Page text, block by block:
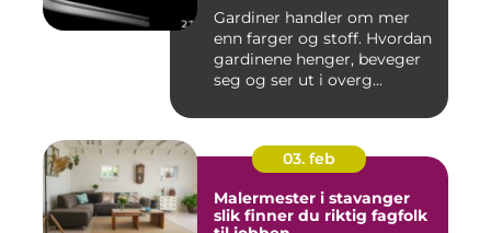
Gardiner handler om mer
enn farger og stoff. Hvordan
gardinene henger, beveger
seg og ser ut i overg...
03. feb
Malermester i stavanger
slik finner du riktig fagfolk